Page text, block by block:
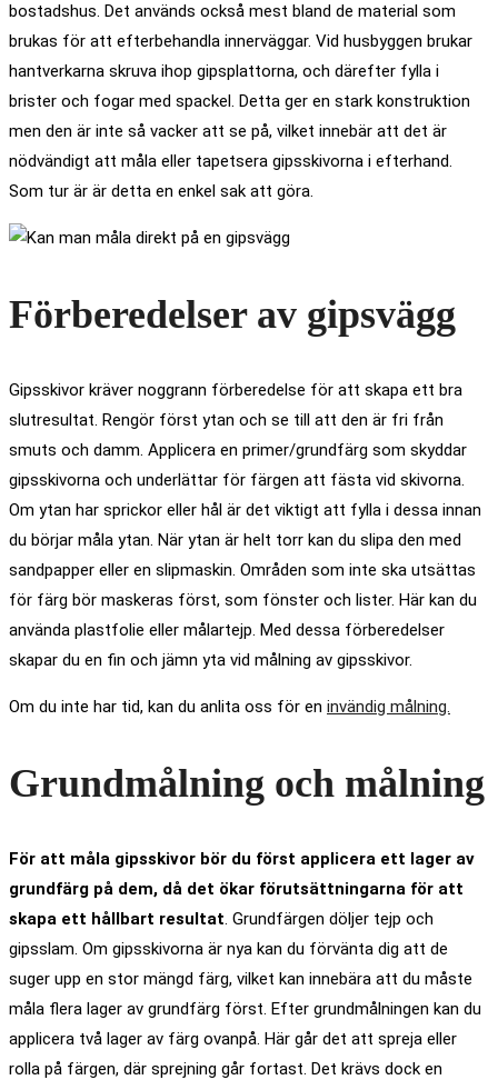
bostadshus. Det används också mest bland de material som
brukas för att efterbehandla innerväggar. Vid husbyggen brukar
hantverkarna skruva ihop gipsplattorna, och därefter fylla i
brister och fogar med spackel. Detta ger en stark konstruktion
men den är inte så vacker att se på, vilket innebär att det är
nödvändigt att måla eller tapetsera gipsskivorna i efterhand.
Som tur är är detta en enkel sak att göra.
Förberedelser av gipsvägg
Gipsskivor kräver noggrann förberedelse för att skapa ett bra
slutresultat. Rengör först ytan och se till att den är fri från
smuts och damm. Applicera en primer/grundfärg som skyddar
gipsskivorna och underlättar för färgen att fästa vid skivorna.
Om ytan har sprickor eller hål är det viktigt att fylla i dessa innan
du börjar måla ytan. När ytan är helt torr kan du slipa den med
sandpapper eller en slipmaskin. Områden som inte ska utsättas
för färg bör maskeras först, som fönster och lister. Här kan du
använda plastfolie eller målartejp. Med dessa förberedelser
skapar du en fin och jämn yta vid målning av gipsskivor.
Om du inte har tid, kan du anlita oss för en invändig målning.
Grundmålning och målning
För att måla gipsskivor bör du först applicera ett lager av
grundfärg på dem, då det ökar förutsättningarna för att
skapa ett hållbart resultat. Grundfärgen döljer tejp och
gipsslam. Om gipsskivorna är nya kan du förvänta dig att de
suger upp en stor mängd färg, vilket kan innebära att du måste
måla flera lager av grundfärg först. Efter grundmålningen kan du
applicera två lager av färg ovanpå. Här går det att spreja eller
rolla på färgen, där sprejning går fortast. Det krävs dock en